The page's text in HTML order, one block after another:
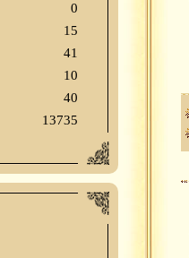
0
15
41
10
40
13735